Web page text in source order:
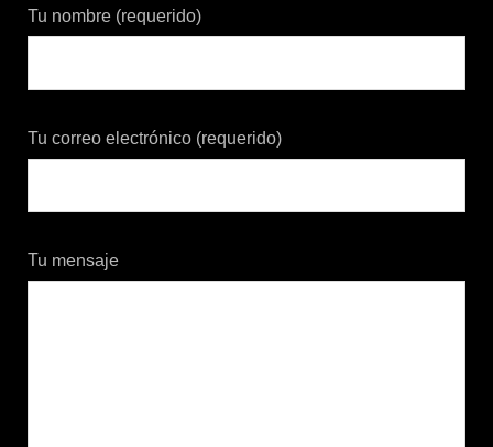
Tu nombre (requerido)
Tu correo electrónico (requerido)
Tu mensaje